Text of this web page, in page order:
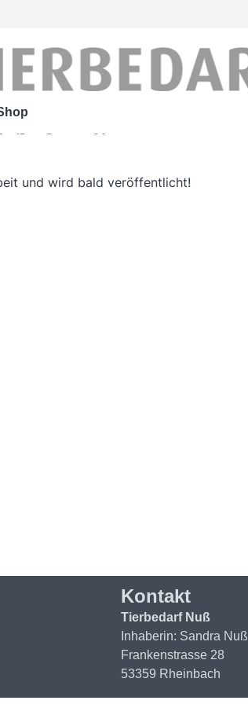
an
und wird bald veröffentlicht!
Kontakt
Tierbedarf Nuß
Inhaberin: Sandra Nuß
Frankenstrasse 28
53359 Rheinbach